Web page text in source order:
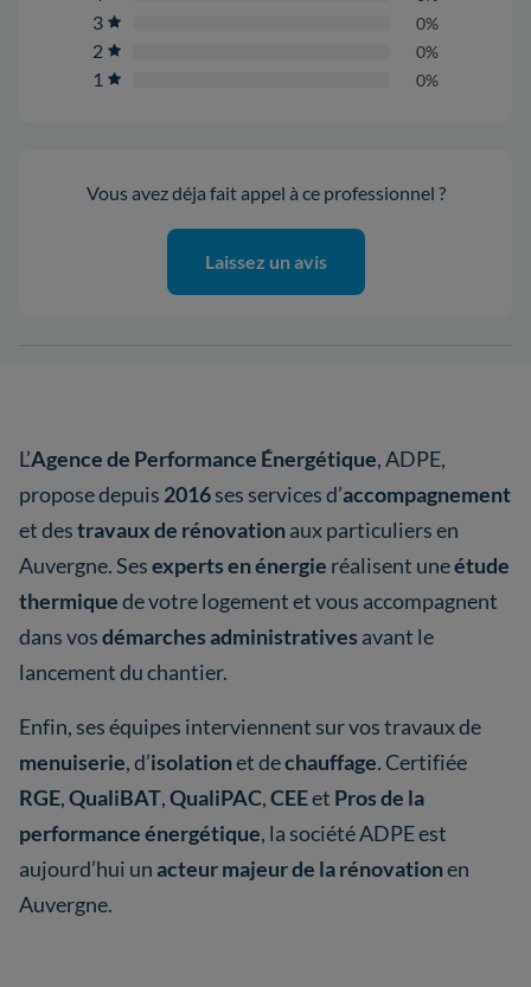
3 0%
2 0%
1 0%
Vous avez déja fait appel à ce professionnel ?
Laissez un avis
L’Agence de Performance Énergétique, ADPE,
propose depuis 2016ses services d’accompagnement
et destravaux de rénovationaux particuliers en
Auvergne. Sesexperts en énergie réalisent uneétude
thermiquede votre logement et vous accompagnent
dans vosdémarches administratives avant le
lancement du chantier.
Enfin, ses équipes interviennent sur vos travaux de
menuiserie, d’isolationet dechauffage. Certifiée
RGE,QualiBAT,QualiPAC,CEEet Pros de la
performance énergétique, la société ADPE est
aujourd’hui unacteur majeur de la rénovationen
Auvergne.